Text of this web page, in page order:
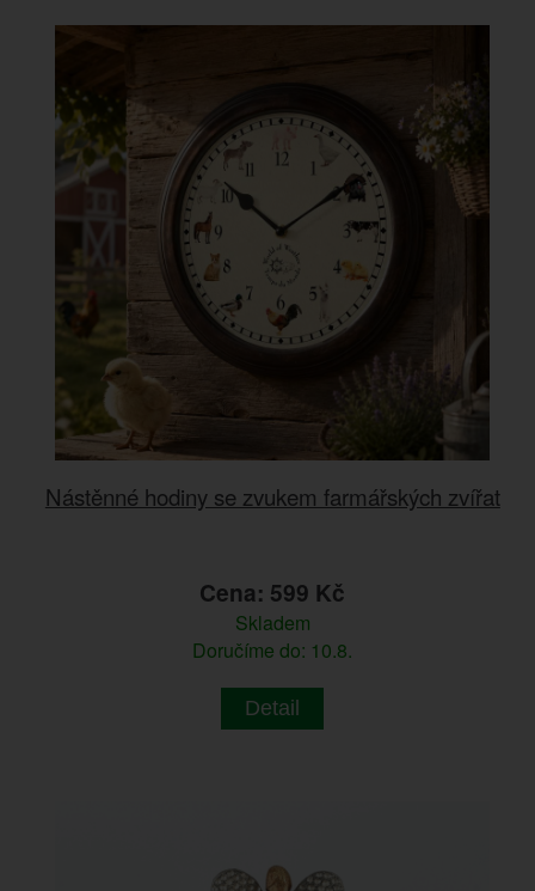
Nástěnné hodiny se zvukem farmářských zvířat
Cena: 599 Kč
Skladem
Doručíme do: 10.8.
Detail